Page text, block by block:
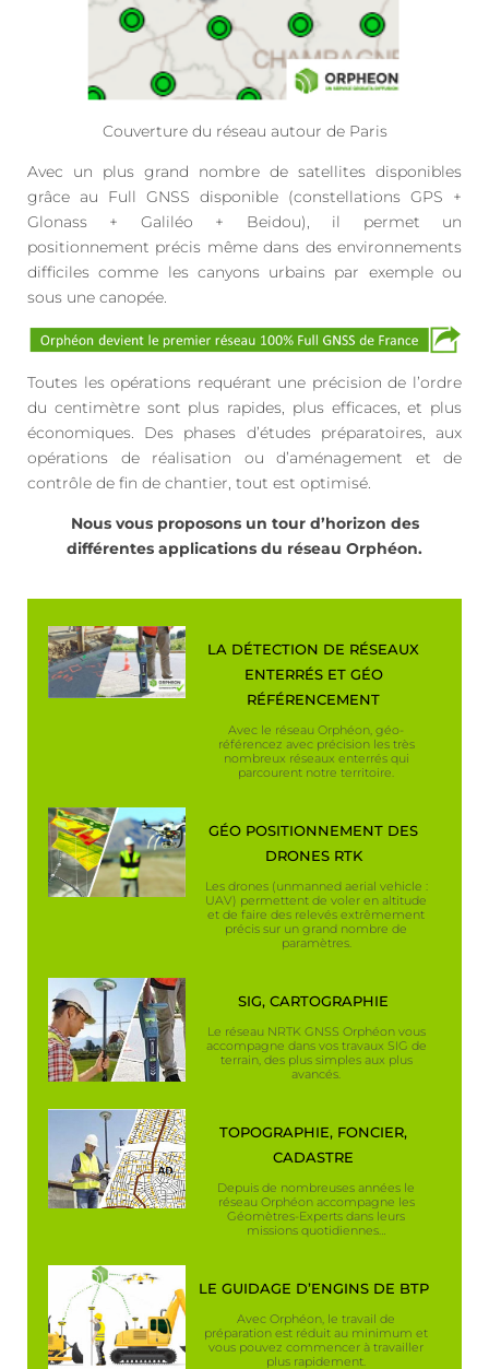
Couverture du réseau autour de Paris
Avec un plus grand nombre de satellites disponibles
grâce au Full GNSS disponible (constellations GPS +
Glonass + Galiléo + Beidou), il permet un
positionnement précis même dans des environnements
difficiles comme les canyons urbains par exemple ou
sous une canopée.
Toutes les opérations requérant une précision de l’ordre
du centimètre sont plus rapides, plus efficaces, et plus
économiques. Des phases d’études préparatoires, aux
opérations de réalisation ou d’aménagement et de
contrôle de fin de chantier, tout est optimisé.
Nous vous proposons un tour d’horizon des
différentes applications du réseau Orphéon.
LA DÉTECTION DE RÉSEAUX
ENTERRÉS ET GÉO
RÉFÉRENCEMENT
Avec le réseau Orphéon, géo-
référencez avec précision les très
nombreux réseaux enterrés qui
parcourent notre territoire.
GÉO POSITIONNEMENT DES
DRONES RTK
Les drones (unmanned aerial vehicle :
UAV) permettent de voler en altitude
et de faire des relevés extrêmement
précis sur un grand nombre de
paramètres.
SIG, CARTOGRAPHIE
Le réseau NRTK GNSS Orphéon vous
accompagne dans vos travaux SIG de
terrain, des plus simples aux plus
avancés.
TOPOGRAPHIE, FONCIER,
CADASTRE
Depuis de nombreuses années le
réseau Orphéon accompagne les
Géomètres-Experts dans leurs
missions quotidiennes…
LE GUIDAGE D’ENGINS DE BTP
Avec Orphéon, le travail de
préparation est réduit au minimum et
vous pouvez commencer à travailler
plus rapidement.